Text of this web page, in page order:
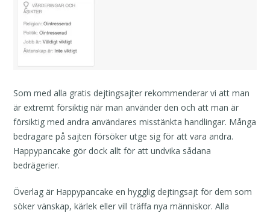
Som med alla gratis dejtingsajter rekommenderar vi att man
är extremt försiktig när man använder den och att man är
försiktig med andra användares misstänkta handlingar. Många
bedragare på sajten försöker utge sig för att vara andra.
Happypancake gör dock allt för att undvika sådana
bedrägerier.
Överlag är Happypancake en hygglig dejtingsajt för dem som
söker vänskap, kärlek eller vill träffa nya människor. Alla